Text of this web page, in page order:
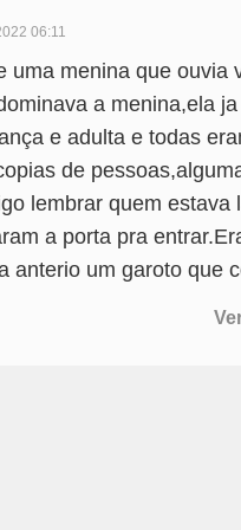
06:11
uma menina que ouvia
a menina,ela
e adulta e todas
de
lembrar quem estava
a porta pra
anterio um garoto que